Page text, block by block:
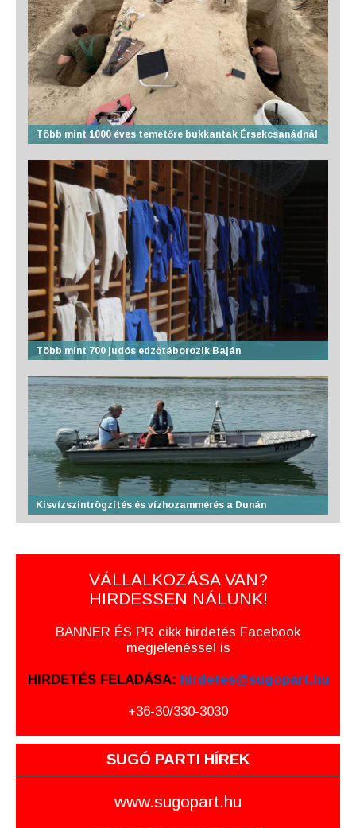
Több mint 1000 éves temetőre bukkantak Érsekcsanádnál
Több mint 700 judós edzőtáborozik Baján
Kisvízszintrögzítés és vízhozammérés a Dunán
VÁLLALKOZÁSA VAN?
HIRDESSEN NÁLUNK!
BANNER ÉS PR cikk hirdetés Facebook
megjelenéssel is
HIRDETÉS FELADÁSA: hirdetes@sugopart.hu
+36-30/330-3030
SUGÓ PARTI HÍREK
www.sugopart.hu